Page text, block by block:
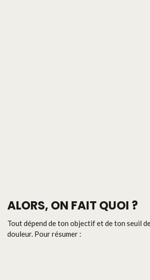
ALORS, ON FAIT QUOI ?
Tout dépend de ton objectif et de ton seuil
douleur. Pour résumer :